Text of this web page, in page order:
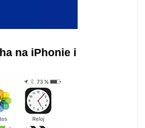
na iPhonie i